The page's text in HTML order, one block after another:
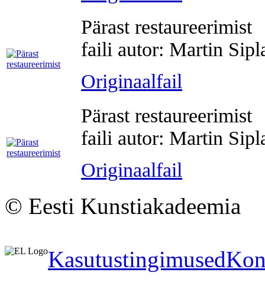
Pärast restaureerimist
faili autor: Martin
Originaalfail
Pärast restaureerimist
faili autor: Martin
Originaalfail
© Eesti Kunstiakadeemia
Kasutustingimused